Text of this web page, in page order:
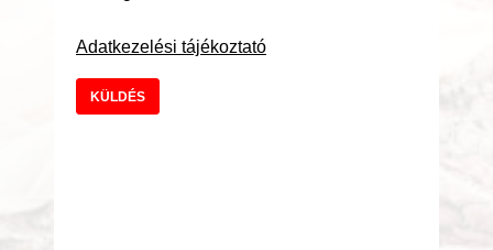
Adatkezelési tájékoztató